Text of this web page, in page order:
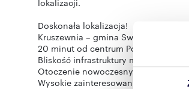
lokalizacji.
Doskonała lokalizacja!
Kruszewnia – gmina Swarzędz,
20 minut od centrum Poznania!!!
Bliskość infrastruktury miejskiej –
Otoczenie nowoczesnych osiedli i
Wysokie zainteresowanie zakupem